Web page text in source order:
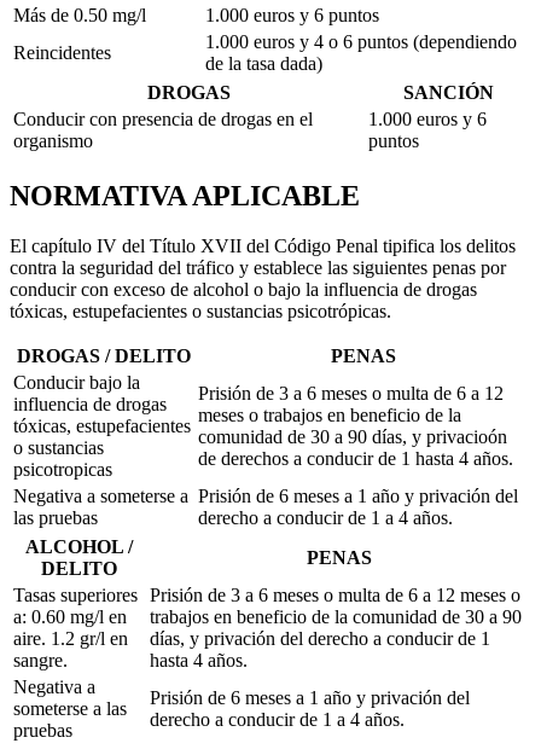
Más de 0.50 mg/l
1.000 euros y 6 puntos
Reincidentes
1.000 euros y 4 o 6 puntos (dependiendo
de la tasa dada)
DROGAS
SANCIÓN
Conducir con presencia de drogas en el
organismo
1.000 euros y 6
puntos
NORMATIVA APLICABLE
El capítulo IV del Título XVII del Código Penal tipifica los delitos
contra la seguridad del tráfico y establece las siguientes penas por
conducir con exceso de alcohol o bajo la influencia de drogas
tóxicas, estupefacientes o sustancias psicotrópicas.
DROGAS / DELITO
PENAS
Conducir bajo la
influencia de drogas
tóxicas, estupefacientes
o sustancias
psicotropicas
Prisión de 3 a 6 meses o multa de 6 a 12
meses o trabajos en beneficio de la
comunidad de 30 a 90 días, y privacioón
de derechos a conducir de 1 hasta 4 años.
Negativa a someterse a
las pruebas
Prisión de 6 meses a 1 año y privación del
derecho a conducir de 1 a 4 años.
ALCOHOL /
DELITO
PENAS
Tasas superiores
a: 0.60 mg/l en
aire. 1.2 gr/l en
sangre.
Prisión de 3 a 6 meses o multa de 6 a 12 meses o
trabajos en beneficio de la comunidad de 30 a 90
días, y privación del derecho a conducir de 1
hasta 4 años.
Negativa a
someterse a las
pruebas
Prisión de 6 meses a 1 año y privación del
derecho a conducir de 1 a 4 años.